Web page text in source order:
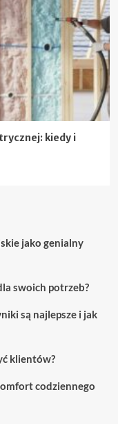
kiedy i
jako genialny
swoich potrzeb?
są najlepsze i jak
klientów?
codziennego